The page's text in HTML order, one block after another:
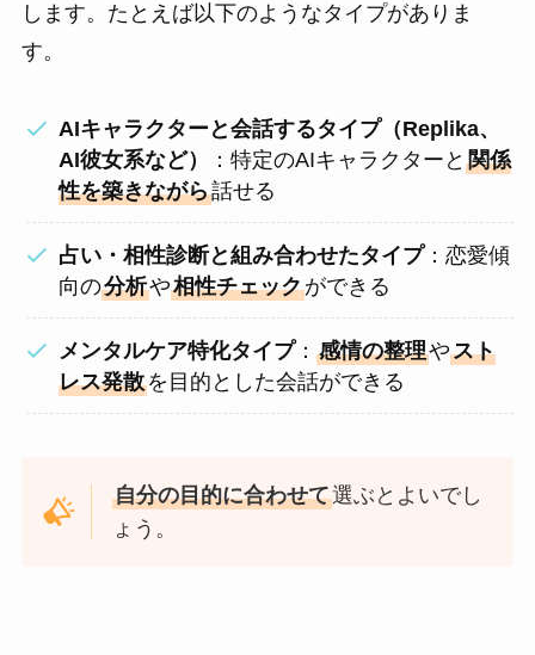
します。たとえば以下のようなタイプがありま
す。
AIキャラクターと会話するタイプ（Replika、
AI彼女系など）
：特定のAIキャラクターと関係
性を築きながら話せる
占い・相性診断と組み合わせたタイプ：恋愛傾
向の分析や相性チェックができる
メンタルケア特化タイプ：感情の整理やスト
レス発散を目的とした会話ができる
自分の目的に合わせて選ぶとよいでし
ょう。